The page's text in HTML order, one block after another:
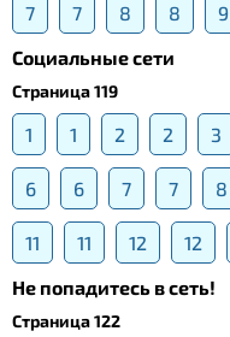
7 7 8 8 9
Социальные сети
Страница 119
1 1 2 2 3
6 6 7 7 8
11 11 12 12
Не попадитесь в сеть!
Страница 122